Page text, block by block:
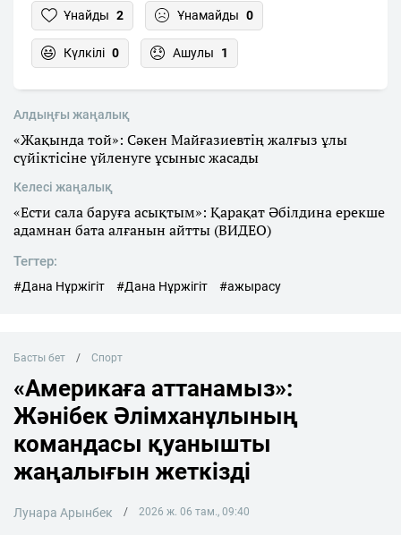
Ұнайды 2 Ұнамайды 0
Күлкілі 0 Ашулы 1
Алдыңғы жаңалық
«Жақында той»: Сәкен Майғазиевтің жалғыз ұлы
сүйіктісіне үйленуге ұсыныс жасады
Келесі жаңалық
«Ести сала баруға асықтым»: Қарақат Әбілдина ерекше
адамнан бата алғанын айтты (ВИДЕО)
Тегтер:
#Дана Нұржігіт #Дана Нұржігіт #ажырасу
Басты бет Спорт
«Америкаға аттанамыз»:
Жәнібек Әлімханұлының
командасы қуанышты
жаңалығын жеткізді
Лунара Арынбек 2026 ж. 06 там., 09:40